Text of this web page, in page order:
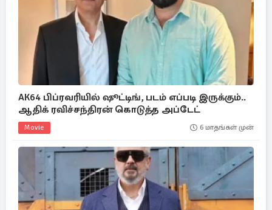
AK64 பிப்ரவரியில் ஷூட்டிங், படம் எப்படி இருக்கும்..
ஆதிக் ரவிச்சந்திரன் கொடுத்த அப்டேட்
Movie 6 மாதங்கள் முன்